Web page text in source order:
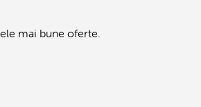
mai bune oferte.